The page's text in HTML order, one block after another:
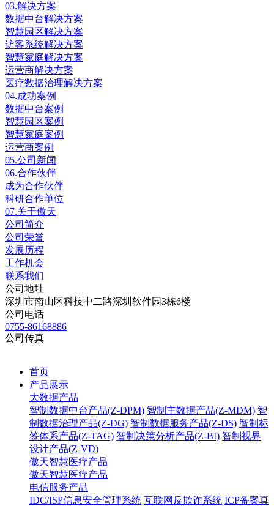
03.解决方案
数据中台解决方案
智慧园区解决方案
访客系统解决方案
智慧家庭解决方案
运营商解决方案
医疗数据治理解决方案
04.成功案例
数据中台案例
智慧园区案例
智慧家庭案例
运营商案例
05.公司新闻
06.合作伙伴
成为合作伙伴
科研合作单位
07.关于傲天
公司简介
公司荣誉
发展历程
工作机会
联系我们
公司地址
深圳市南山区科技中二路深圳软件园3栋6楼
公司电话
0755-86168886
公司传真
首页
产品展示
大数据产品
智制数据中台产品(Z-DPM) 智制主数据产品(Z-MDM) 智
制数据治理产品(Z-DG) 智制数据服务产品(Z-DS) 智制标
签体系产品(Z-TAG) 智制决策分析产品(Z-BI) 智制视界
设计产品(Z-VD)
傲天智慧医疗产品
傲天智慧医疗产品
电信服务产品
IDC/ISP信息安全管理系统 互联网反欺诈系统 ICP备案真